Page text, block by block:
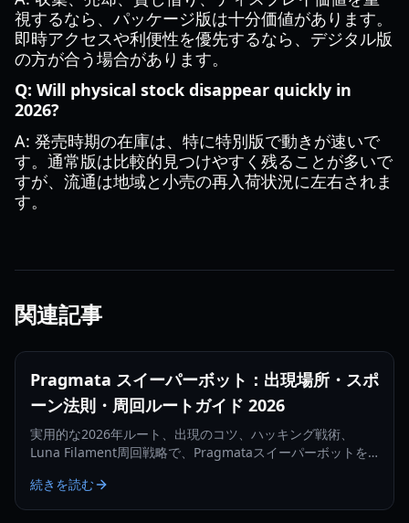
視するなら、パッケージ版は十分価値があります。
即時アクセスや利便性を優先するなら、デジタル版
の方が合う場合があります。
Q: Will physical stock disappear quickly in
2026?
A: 発売時期の在庫は、特に特別版で動きが速いで
す。通常版は比較的見つけやすく残ることが多いで
すが、流通は地域と小売の再入荷状況に左右されま
す。
関連記事
Pragmata スイーパーボット：出現場所・スポ
ーン法則・周回ルートガイド 2026
実用的な2026年ルート、出現のコツ、ハッキング戦術、
Luna Filament周回戦略で、Pragmataスイーパーボットを
続きを読む